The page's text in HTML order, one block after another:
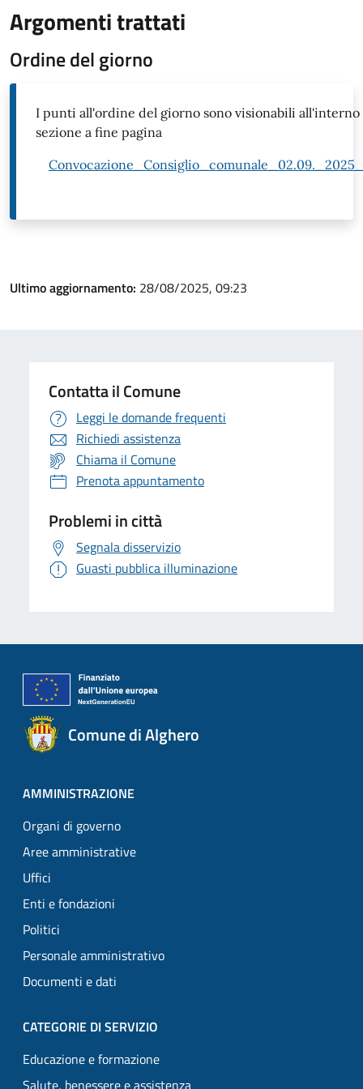
Argomenti trattati
Ordine del giorno
I punti all'ordine del giorno sono visionabili
sezione a fine pagina
Ultimo aggiornamento: 28/08/2025, 09:23
Contatta il Comune
Leggi le domande frequenti
Richiedi assistenza
Chiama il Comune
Prenota appuntamento
Problemi in città
Segnala disservizio
Guasti pubblica illuminazione
Comune di Alghero
AMMINISTRAZIONE
Organi di governo
Aree amministrative
Uffici
Enti e fondazioni
Politici
Personale amministrativo
Documenti e dati
CATEGORIE DI SERVIZIO
Educazione e formazione
Salute, benessere e assistenza